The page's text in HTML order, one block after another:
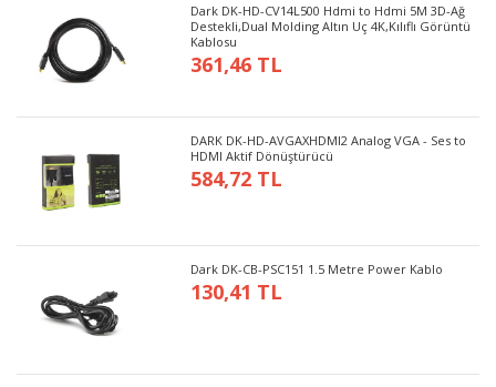
Dark DK-HD-CV14L500 Hdmi to Hdmi 5M 3D-Ağ
Destekli,Dual Molding Altın Uç 4K,Kılıflı Görüntü
Kablosu
361,46 TL
DARK DK-HD-AVGAXHDMI2 Analog VGA - Ses to
HDMI Aktif Dönüştürücü
584,72 TL
Dark DK-CB-PSC151 1.5 Metre Power Kablo
130,41 TL